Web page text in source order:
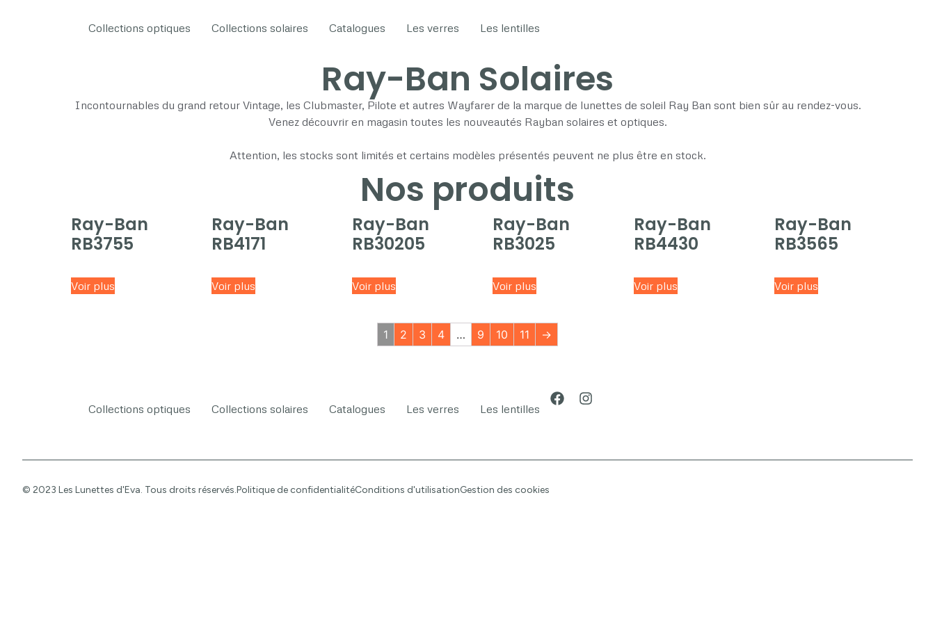
Collections optiques Collections solaires Catalogues Les verres Les lentilles
Ray-Ban Solaires
Incontournables du grand retour Vintage, les Clubmaster, Pilote et autres Wayfarer de la marque de lunettes de soleil Ray Ban sont bien sûr au rendez-vous.
Venez découvrir en magasin toutes les nouveautés Rayban solaires et optiques.
Attention, les stocks sont limités et certains modèles présentés peuvent ne plus être en stock.
Nos produits
Ray-Ban
RB3755
Voir plus
Ray-Ban
RB4171
Voir plus
Ray-Ban
RB30205
Voir plus
Ray-Ban
RB3025
Voir plus
Ray-Ban
RB4430
Voir plus
Ray-Ban
RB3565
Voir plus
1 2 3 4 … 9 10 11 →
Collections optiques Collections solaires Catalogues Les verres Les lentilles
© 2023 Les Lunettes d'Eva. Tous droits réservés.Politique de confidentialitéConditions d'utilisationGestion des cookies